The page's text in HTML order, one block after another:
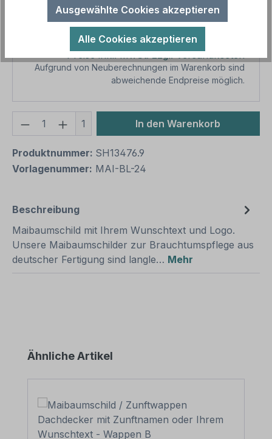
Zusammenfassung
Gesamtpreis
Preise inkl. MwSt. zzgl. Versandkosten
Aufgrund von Neuberechnungen im Warenkorb sind
abweichende Endpreise möglich.
Produkt Anzahl: Gib den
1 In den Warenkorb
Produktnummer: SH13476.9
Vorlagenummer: MAI-BL-24
Beschreibung
Maibaumschild mit Ihrem Wunschtext und Logo.
Unsere Maibaumschilder zur Brauchtumspflege aus
deutscher Fertigung sind langle… Mehr
Produktgalerie überspringen
Ähnliche Artikel
Ausgewählte Cookies akzeptieren
Alle Cookies akzeptieren